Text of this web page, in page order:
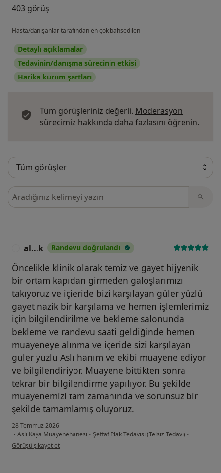
403 görüş
Hasta/danışanlar tarafından en çok bahsedilen
Detaylı açıklamalar
Tedavinin/danışma sürecinin etkisi
Harika kurum şartları
Tüm görüşleriniz değerli. Moderasyon
sürecimiz hakkında daha fazlasını öğrenin.
Görüşler içerisinde ara
al...k Randevu doğrulandı
Öncelikle klinik olarak temiz ve gayet hijyenik
bir ortam kapıdan girmeden galoşlarımızı
takıyoruz ve içieride bizi karşılayan güler yüzlü
gayet nazik bir karşılama ve hemen işlemlerimiz
için bilgilendirilme ve bekleme salonunda
bekleme ve randevu saati geldiğinde hemen
muayeneye alınma ve içeride sizi karşılayan
güler yüzlü Aslı hanım ve ekibi muayene ediyor
ve bilgilendiriyor. Muayene bittikten sonra
tekrar bir bilgilendirme yapılıyor. Bu şekilde
muayenemizi tam zamanında ve sorunsuz bir
şekilde tamamlamış oluyoruz.
28 Temmuz 2026
• Asli Kaya Muayenehanesi • Şeffaf Plak Tedavisi (Telsiz Tedavi) •
kullanıcının görüşüne göre al...k
Görüşü şikayet et